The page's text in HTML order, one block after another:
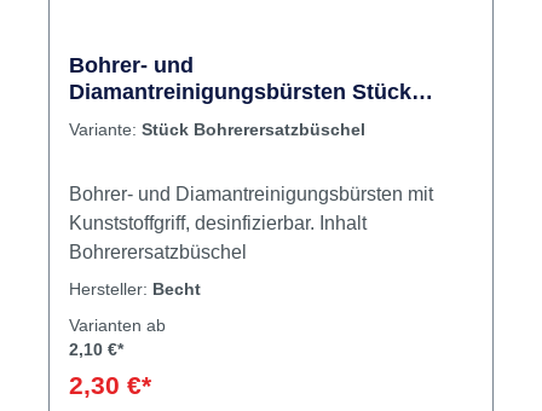
Bohrer- und
Diamantreinigungsbürsten Stück
Bohrerersatzbüschel
Variante: Stück Bohrerersatzbüschel
Bohrer- und Diamantreinigungsbürsten mit
Kunststoffgriff, desinfizierbar. Inhalt
Bohrerersatzbüschel
Hersteller: Becht
Varianten ab
2,10 €*
2,30 €*